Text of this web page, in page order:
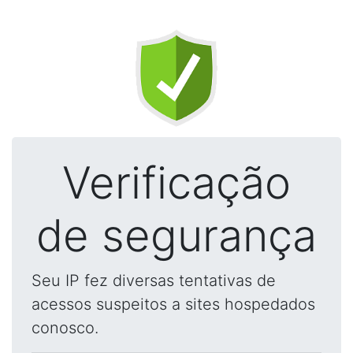
Verificação
de segurança
Seu IP fez diversas tentativas de
acessos suspeitos a sites hospedados
conosco.